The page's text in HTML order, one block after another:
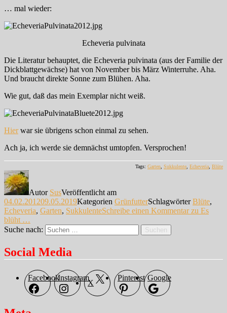
… mal wieder:
Echeveria pulvinata
Die Literatur behauptet, die Echeveria pulvinata (aus der Familie der
Dickblattgewächse) hat von November bis März Winterruhe. Aha.
Und braucht direkte Sonne zum Blühen. Aha.
Wie gut, daß das mein Exemplar nicht weiß.
Hierwar sie übrigens schon einmal zu sehen.
Ach ja, ich werde sie demnächst umtopfen. Versprochen!
Tags: Garten Sukkulente Echeveria Blüte
Autor SusVeröffentlicht am
04.02.201209.05.2019Kategorien GrünfutterSchlagwörterBlüte,
Echeveria, Garten, SukkulenteSchreibe einen Kommentarzu Es
blüht …
Suche nach:
Suchen
Social Media
FacebookInstagram
X
Pinterest Google